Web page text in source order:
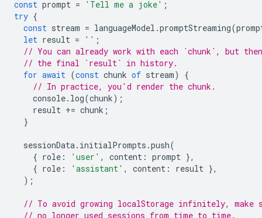
const prompt = 'Tell me a joke' ;
try {
const stream = languageModel .promptStreaming(
let result = '' ;
// You can already work with each `chunk`, but
// the final `result` in history.
for await (const chunk of stream)
{
// In practice, you'd render the chunk.
console. log(chunk);
result += chunk ;
}
sessionData. initialPrompts .push(
{ role : 'user' , content : prompt },
{ role : 'assistant' , content : result },
);
// To avoid growing localStorage infinitely, make
// no longer used sessions from time to time.